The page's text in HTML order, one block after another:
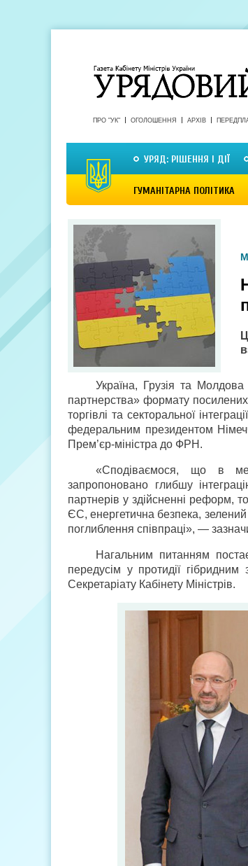
ПРО "УК" ОГОЛОШЕННЯ АРХІВ
УРЯД: РІШЕННЯ І ДІЇ
ГУМАНІТАРНА ПОЛІТИКА
Україна, Грузія та
партнерства» формату посилених
торгівлі та секторальної
федеральним президентом
Прем’єр-міністра до ФРН.
«Сподіваємося, що в
запропоновано глибшу
партнерів у здійсненні реформ,
ЄС, енергетична безпека, зелений
поглиблення співпраці», —
Нагальним питанням
передусім у протидії гібридним
Секретаріату Кабінету Міністрів.